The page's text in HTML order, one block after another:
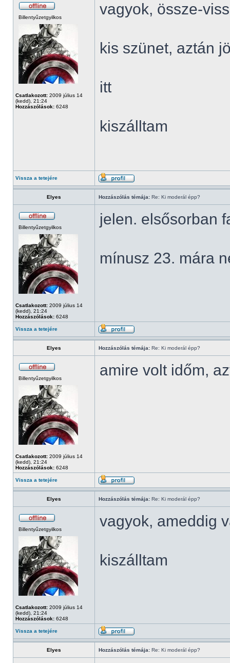
Billentyűzetgyilkos
Csatlakozott: 2009 július 14
(kedd), 21:24
Hozzászólások: 6248
vagyok, össze-
kis szünet, aztán
itt
kiszálltam
Vissza a tetejére
Elyes Hozzászólás témája: Re: Ki moderál épp?
Billentyűzetgyilkos
Csatlakozott: 2009 július 14
(kedd), 21:24
Hozzászólások: 6248
jelen. elsősorban
mínusz 23. mára
Vissza a tetejére
Elyes Hozzászólás témája: Re: Ki moderál épp?
Billentyűzetgyilkos
Csatlakozott: 2009 július 14
(kedd), 21:24
Hozzászólások: 6248
amire volt időm,
Vissza a tetejére
Elyes Hozzászólás témája: Re: Ki moderál épp?
Billentyűzetgyilkos
Csatlakozott: 2009 július 14
(kedd), 21:24
Hozzászólások: 6248
vagyok, ameddig
kiszálltam
Vissza a tetejére
Elyes Hozzászólás témája: Re: Ki moderál épp?